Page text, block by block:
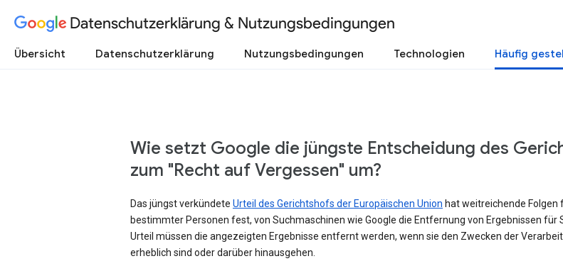
Datenschutzerklärung & Nutzungsbedingungen
Übersicht Datenschutzerklärung Nutzungsbedingungen Technologien Häufig
Wie setzt Google die jüngste Entscheidung des
zum "Recht auf Vergessen" um?
Das jüngst verkündete Urteil des Gerichtshofs der Europäischen Union hat weitreichende Folgen
bestimmter Personen fest, von Suchmaschinen wie Google die Entfernung von Ergebnissen
Urteil müssen die angezeigten Ergebnisse entfernt werden, wenn sie den Zwecken der
erheblich sind oder darüber hinausgehen.